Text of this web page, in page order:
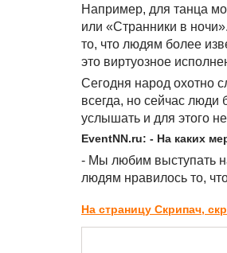
Например, для танца
или «Странники в
то, что людям более
это виртуозное
Сегодня народ охотно
всегда, но сейчас люди
услышать и для этого
EventNN.ru: - На каких
- Мы любим выступать
людям нравилось то,
На страницу Скрипач,